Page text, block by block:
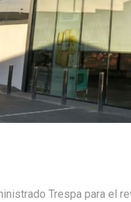
Trespa para el